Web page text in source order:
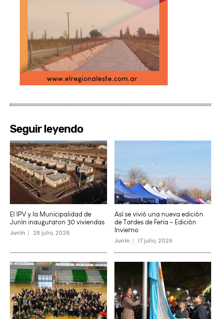
Seguir leyendo
El IPV y la Municipalidad de
Junín inauguraron 30 viviendas
Junín 28 julio, 2026
Así se vivió una nueva edición
de Tardes de Feria – Edición
Invierno
Junín 17 julio, 2026